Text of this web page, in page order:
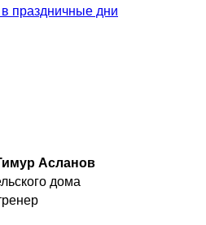
праздничные дни
Асланов
дома